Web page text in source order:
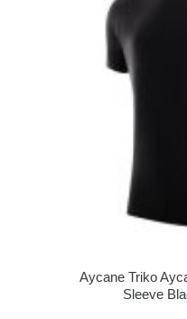
Aycane Triko
Sleeve